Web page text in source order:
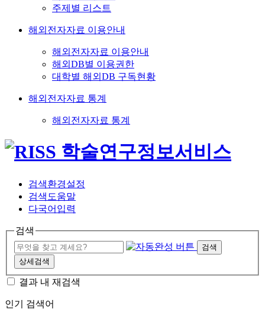
주제별 리스트
해외전자자료 이용안내
해외전자자료 이용안내
해외DB별 이용권한
대학별 해외DB 구독현황
해외전자자료 통계
해외전자자료 통계
검색환경설정
검색도움말
다국어입력
검색
검색
상세검색
결과 내 재검색
인기 검색어